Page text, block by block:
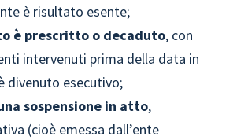
è risultato esente;
è prescritto o decaduto, con
intervenuti prima della data in
divenuto esecutivo;
sospensione in atto,
(cioè emessa dall’ente